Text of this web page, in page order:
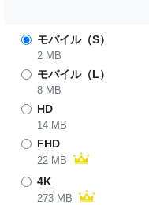
モバイル（S）
2 MB
モバイル（L）
8 MB
HD
14 MB
FHD
22 MB
4K
273 MB